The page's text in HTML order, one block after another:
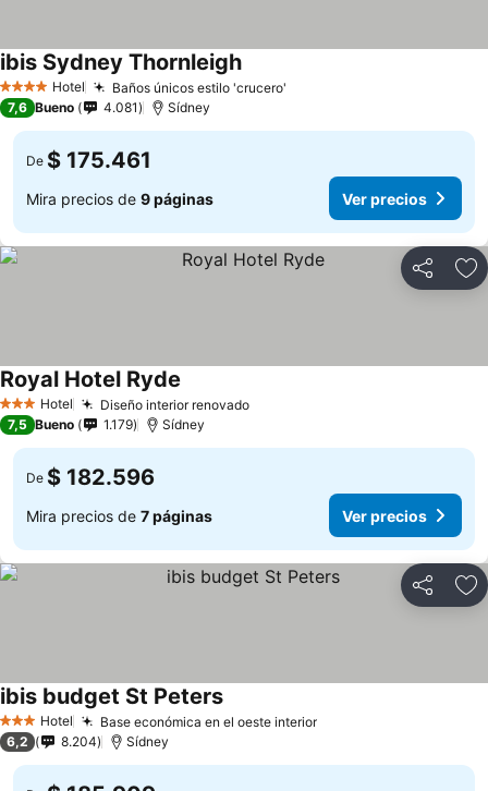
4 EstrellasHotel Baños únicos estilo 'crucero'
ibis Sydney ThornleighVer precios
7,6 Bueno 4.081 Sídney
De $ 175.461
Mira precios de 9 páginas Ver precios
Compartir
3 Estrellas
Hotel Diseño interior renovadoVer precios
Royal Hotel Ryde
7,5 Bueno 1.179 Sídney
De $ 182.596
Mira precios de 7 páginas Ver precios
Compartir
3 Estrellas
Hotel Base económica en el oeste interiorVer precios
ibis budget St PetersVer precios
6,2 8.204 Sídney